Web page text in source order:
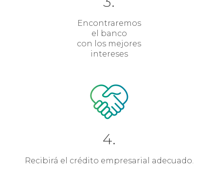
Encontraremos
el banco
con los mejores
intereses
4.
Recibirá el crédito empresarial adecuado.